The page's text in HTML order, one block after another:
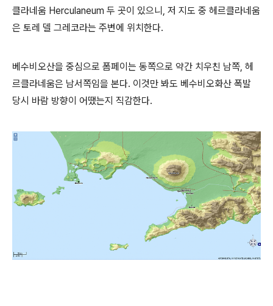
클라네움 Herculaneum 두 곳이 있으니, 저 지도 중 헤르클라네움
은 토레 델 그레코라는 주변에 위치한다.
베수비오산을 중심으로 폼페이는 동쪽으로 약간 치우친 남쪽, 헤
르클라네움은 남서쪽임을 본다. 이것만 봐도 베수비오화산 폭발
당시 바람 방향이 어땠는지 직감한다.